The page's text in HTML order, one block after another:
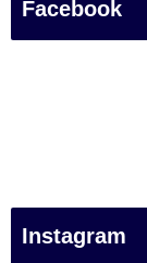
#白浜町
Facebook
Instagram